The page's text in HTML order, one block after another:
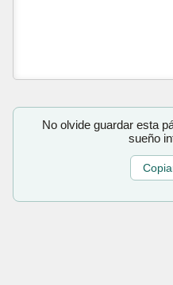
No olvide guardar esta
sueño